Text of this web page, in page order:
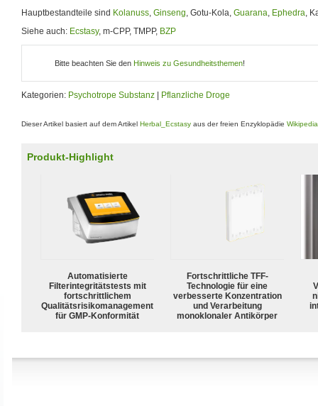
Hauptbestandteile sind Kolanuss, Ginseng, Gotu-Kola, Guarana, Ephedra,
Siehe auch: Ecstasy, m-CPP, TMPP, BZP
Bitte beachten Sie den Hinweis zu Gesundheitsthemen!
Kategorien: Psychotrope Substanz Pflanzliche Droge
Dieser Artikel basiert auf dem Artikel Herbal_Ecstasy aus der freien Enzyklopädie Wikipedia
Produkt-Highlight
Automatisierte
Filterintegritätstests mit
fortschrittlichem
Qualitätsrisikomanagement
für GMP-Konformität
Fortschrittliche TFF-
Technologie für eine
verbesserte Konzentration
und Verarbeitung
monoklonaler Antikörper